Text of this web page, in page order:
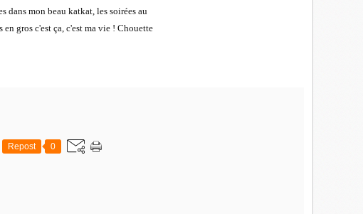
dans mon beau katkat, les soirées au
gros c'est ça, c'est ma vie ! Chouette
Repost 0